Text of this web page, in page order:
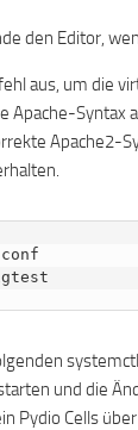
den Editor,
aus, um die
Apache-Syntax
Apache2-
und die
Pydio Cells